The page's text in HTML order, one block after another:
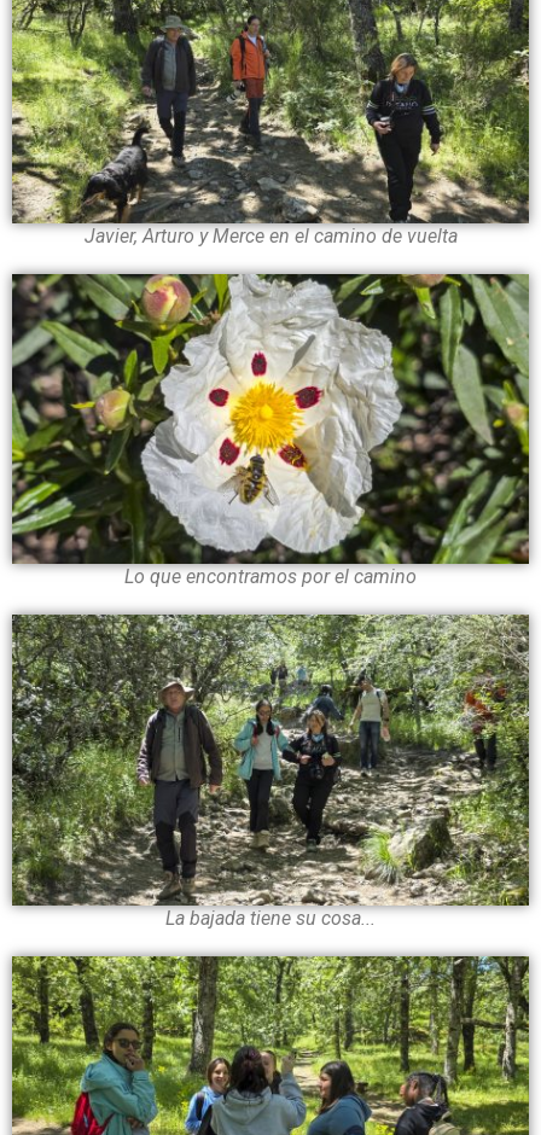
Javier, Arturo y Merce en el camino de vuelta
Lo que encontramos por el camino
La bajada tiene su cosa...